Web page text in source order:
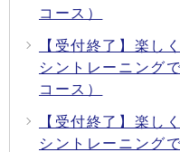
コース）
【受付終了】楽し
シントレーニング
コース）
【受付終了】楽し
シントレーニング